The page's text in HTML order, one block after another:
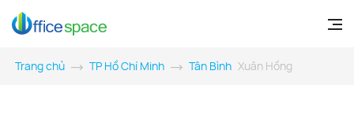
Trang chủ TP Hồ Chí Minh Tân Bình Xuân Hồng